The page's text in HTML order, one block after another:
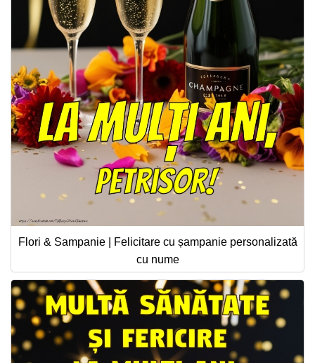
Flori & Sampanie | Felicitare cu șampanie personalizată
cu nume